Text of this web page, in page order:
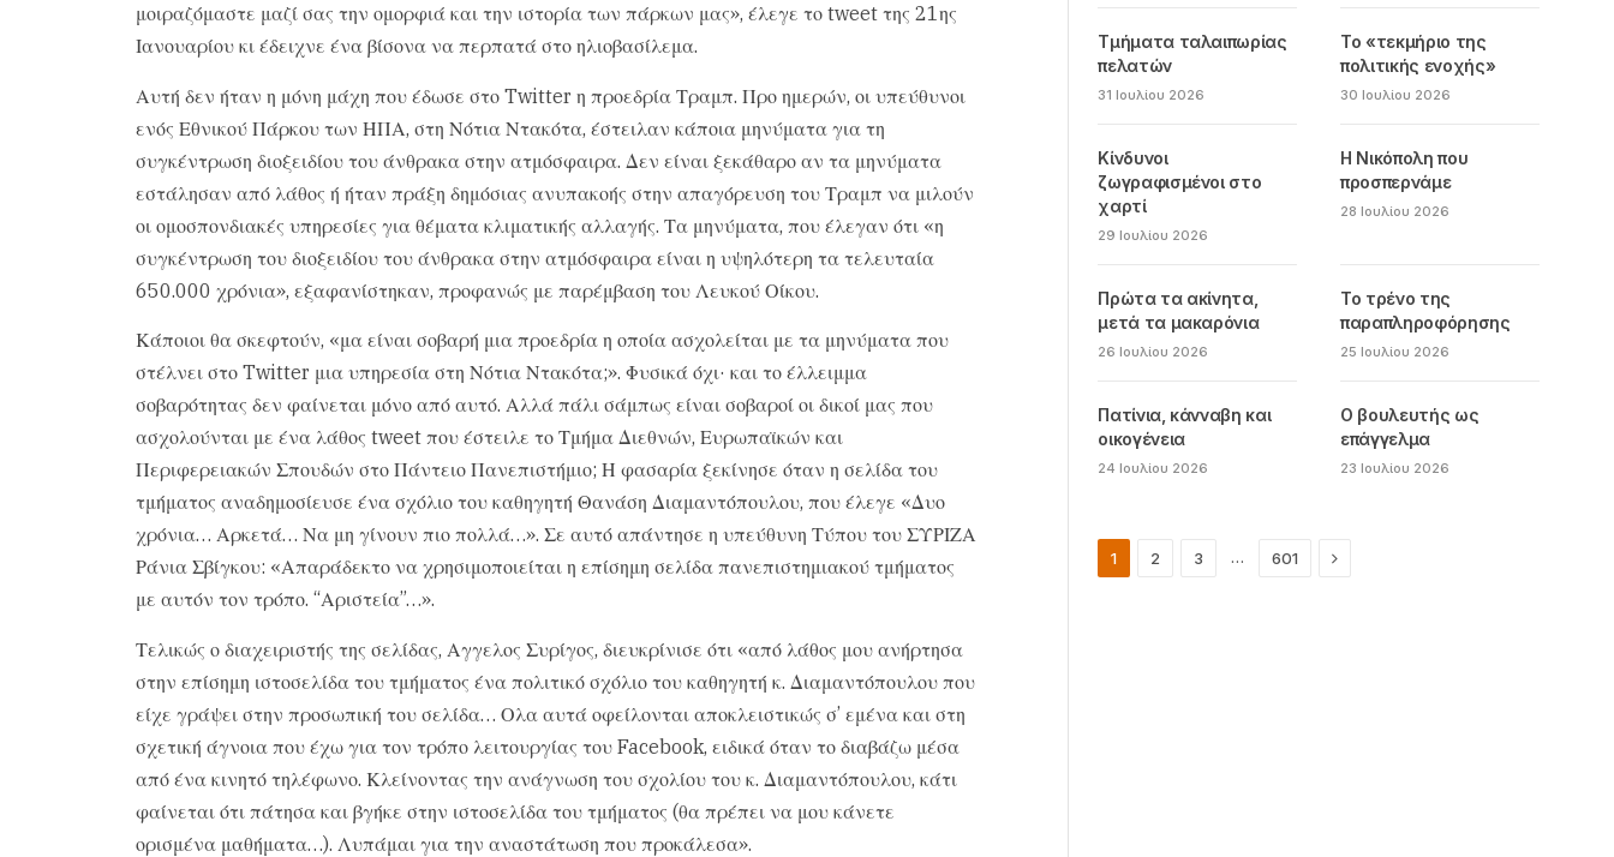
μοιραζόμαστε μαζί σας την ομορφιά και την ιστορία των πάρκων μας», έλεγε το tweet της 21ης
Ιανουαρίου κι έδειχνε ένα βίσονα να περπατά στο ηλιοβασίλεμα.
Αυτή δεν ήταν η μόνη μάχη που έδωσε στο Twitter η προεδρία Τραμπ. Προ ημερών, οι υπεύθυνοι
ενός Εθνικού Πάρκου των ΗΠΑ, στη Νότια Ντακότα, έστειλαν κάποια μηνύματα για τη
συγκέντρωση διοξειδίου του άνθρακα στην ατμόσφαιρα. Δεν είναι ξεκάθαρο αν τα μηνύματα
εστάλησαν από λάθος ή ήταν πράξη δημόσιας ανυπακοής στην απαγόρευση του Τραμπ να μιλούν
οι ομοσπονδιακές υπηρεσίες για θέματα κλιματικής αλλαγής. Τα μηνύματα, που έλεγαν ότι «η
συγκέντρωση του διοξειδίου του άνθρακα στην ατμόσφαιρα είναι η υψηλότερη τα τελευταία
650.000 χρόνια», εξαφανίστηκαν, προφανώς με παρέμβαση του Λευκού Οίκου.
Κάποιοι θα σκεφτούν, «μα είναι σοβαρή μια προεδρία η οποία ασχολείται με τα μηνύματα που
στέλνει στο Twitter μια υπηρεσία στη Νότια Ντακότα;». Φυσικά όχι· και το έλλειμμα
σοβαρότητας δεν φαίνεται μόνο από αυτό. Αλλά πάλι σάμπως είναι σοβαροί οι δικοί μας που
ασχολούνται με ένα λάθος tweet που έστειλε το Τμήμα Διεθνών, Ευρωπαϊκών και
Περιφερειακών Σπουδών στο Πάντειο Πανεπιστήμιο; Η φασαρία ξεκίνησε όταν η σελίδα του
τμήματος αναδημοσίευσε ένα σχόλιο του καθηγητή Θανάση Διαμαντόπουλου, που έλεγε «Δυο
χρόνια… Αρκετά… Να μη γίνουν πιο πολλά…». Σε αυτό απάντησε η υπεύθυνη Τύπου του ΣΥΡΙΖΑ
Ράνια Σβίγκου: «Απαράδεκτο να χρησιμοποιείται η επίσημη σελίδα πανεπιστημιακού τμήματος
με αυτόν τον τρόπο. “Αριστεία”…».
Τελικώς ο διαχειριστής της σελίδας, Αγγελος Συρίγος, διευκρίνισε ότι «από λάθος μου ανήρτησα
στην επίσημη ιστοσελίδα του τμήματος ένα πολιτικό σχόλιο του καθηγητή κ. Διαμαντόπουλου που
είχε γράψει στην προσωπική του σελίδα… Ολα αυτά οφείλονται αποκλειστικώς σ’ εμένα και στη
σχετική άγνοια που έχω για τον τρόπο λειτουργίας του Facebook, ειδικά όταν το διαβάζω μέσα
από ένα κινητό τηλέφωνο. Κλείνοντας την ανάγνωση του σχολίου του κ. Διαμαντόπουλου, κάτι
φαίνεται ότι πάτησα και βγήκε στην ιστοσελίδα του τμήματος (θα πρέπει να μου κάνετε
ορισμένα μαθήματα…). Λυπάμαι για την αναστάτωση που προκάλεσα».
Τμήματα ταλαιπωρίας
πελατών
31 Ιουλίου 2026
Το «τεκμήριο της
πολιτικής ενοχής»
30 Ιουλίου 2026
Κίνδυνοι
ζωγραφισμένοι στο
χαρτί
29 Ιουλίου 2026
Η Νικόπολη που
προσπερνάμε
28 Ιουλίου 2026
Πρώτα τα ακίνητα,
μετά τα μακαρόνια
26 Ιουλίου 2026
Το τρένο της
παραπληροφόρησης
25 Ιουλίου 2026
Πατίνια, κάνναβη και
οικογένεια
24 Ιουλίου 2026
Ο βουλευτής ως
επάγγελμα
23 Ιουλίου 2026
1 2 3 … 601 Next